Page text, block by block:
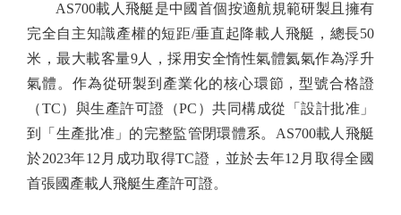
AS700載人飛艇是中國首個按適航規範研製且擁有
完全自主知識產權的短距/垂直起降載人飛艇，總長50
米，最大載客量9人，採用安全惰性氣體氦氣作為浮升
氣體。作為從研製到產業化的核心環節，型號合格證
（TC）與生產許可證（PC）共同構成從「設計批准」
到「生產批准」的完整監管閉環體系。AS700載人飛艇
於2023年12月成功取得TC證，並於去年12月取得全國
首張國產載人飛艇生產許可證。